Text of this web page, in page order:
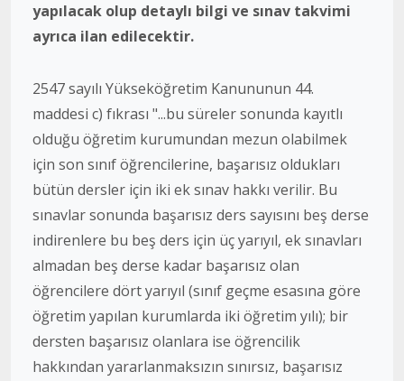
yapılacak olup detaylı bilgi ve sınav takvimi
ayrıca ilan edilecektir.
2547 sayılı Yükseköğretim Kanununun 44.
maddesi c) fıkrası "...bu süreler sonunda kayıtlı
olduğu öğretim kurumundan mezun olabilmek
için son sınıf öğrencilerine, başarısız oldukları
bütün dersler için iki ek sınav hakkı verilir. Bu
sınavlar sonunda başarısız ders sayısını beş derse
indirenlere bu beş ders için üç yarıyıl, ek sınavları
almadan beş derse kadar başarısız olan
öğrencilere dört yarıyıl (sınıf geçme esasına göre
öğretim yapılan kurumlarda iki öğretim yılı); bir
dersten başarısız olanlara ise öğrencilik
hakkından yararlanmaksızın sınırsız, başarısız